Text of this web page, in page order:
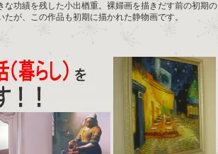
な功績を残した小出楢重。裸婦画を描きだす前の初期の
が、この作品も初期に描かれた静物画です。